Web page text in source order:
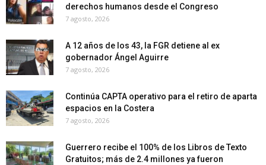
derechos humanos desde el Congreso
7 agosto, 2026
A 12 años de los 43, la FGR detiene al ex
gobernador Ángel Aguirre
7 agosto, 2026
Continúa CAPTA operativo para el retiro de aparta
espacios en la Costera
7 agosto, 2026
Guerrero recibe el 100% de los Libros de Texto
Gratuitos; más de 2.4 millones ya fueron